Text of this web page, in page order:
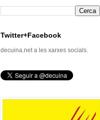
Twitter+Facebook
decuina.net a les xarxes socials.